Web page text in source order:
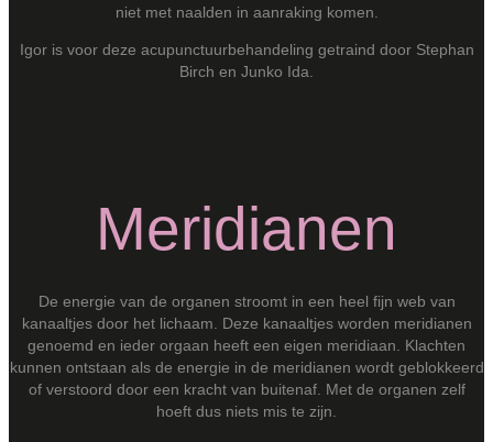
niet met naalden in aanraking komen.
Igor is voor deze acupunctuurbehandeling getraind door Stephan
Birch en Junko Ida.
Meridianen
De energie van de organen stroomt in een heel fijn web van
kanaaltjes door het lichaam. Deze kanaaltjes worden meridianen
genoemd en ieder orgaan heeft een eigen meridiaan. Klachten
kunnen ontstaan als de energie in de meridianen wordt geblokkeerd
of verstoord door een kracht van buitenaf. Met de organen zelf
hoeft dus niets mis te zijn.